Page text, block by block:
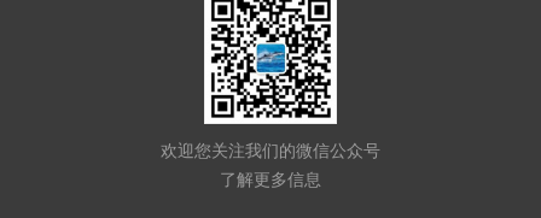
欢迎您关注我们的微信公众号
了解更多信息